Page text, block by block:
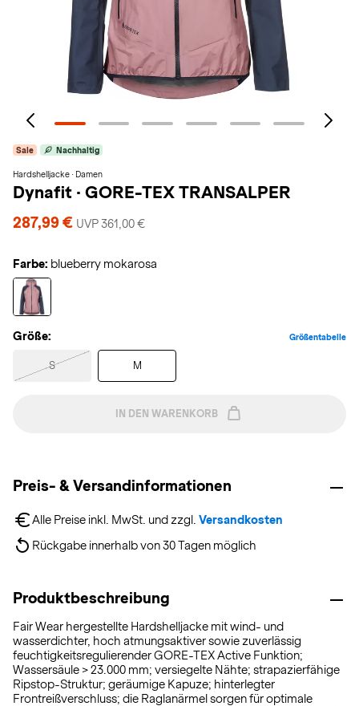
Sale Nachhaltig
Hardshelljacke · Damen
Dynafit · GORE-TEX TRANSALPER
287,99 € UVP 361,00 €
Farbe: blueberry mokarosa
Größe: Größentabelle
S M
IN DEN WARENKORB
Preis- & Versandinformationen
Alle Preise inkl. MwSt. und zzgl. Versandkosten
Rückgabe innerhalb von 30 Tagen möglich
Produktbeschreibung
Fair Wear hergestellte Hardshelljacke mit wind- und
wasserdichter, hoch atmungsaktiver sowie zuverlässig
feuchtigkeitsregulierender GORE-TEX Active Funktion;
Wassersäule > 23.000 mm; versiegelte Nähte; strapazierfähige
Ripstop-Struktur; geräumige Kapuze; hinterlegter
Frontreißverschluss; die Raglanärmel sorgen für optimale